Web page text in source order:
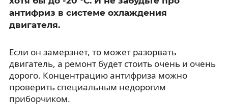
антифриз в системе охлаждения
двигателя.
Если он замерзнет, то может разорвать
двигатель, а ремонт будет стоить очень и очень
дорого. Концентрацию антифриза можно
проверить специальным недорогим
приборчиком.